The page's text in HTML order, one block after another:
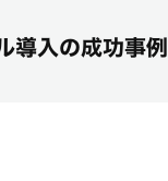
導入の成功事例